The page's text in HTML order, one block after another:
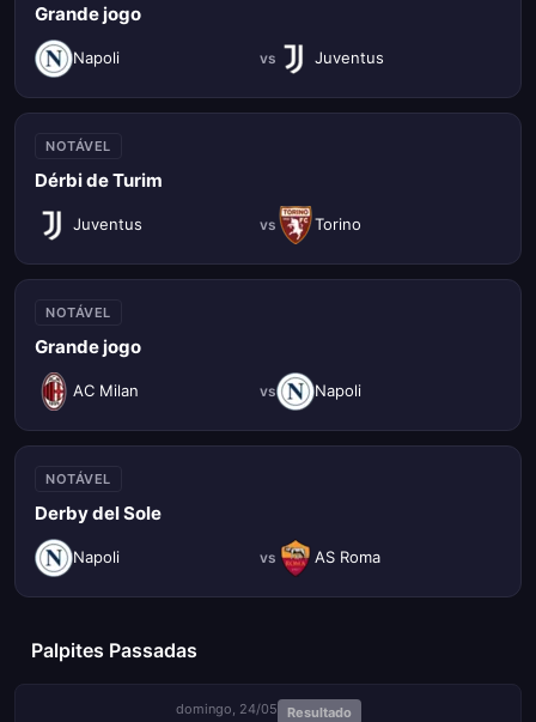
Grande jogo
Napoli vs Juventus
NOTÁVEL
Dérbi de Turim
Juventus vs Torino
NOTÁVEL
Grande jogo
AC Milan vs Napoli
NOTÁVEL
Derby del Sole
Napoli vs AS Roma
Palpites Passadas
domingo, 24/05 Resultado